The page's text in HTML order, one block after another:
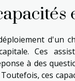
d'un
Ces
à des
ces